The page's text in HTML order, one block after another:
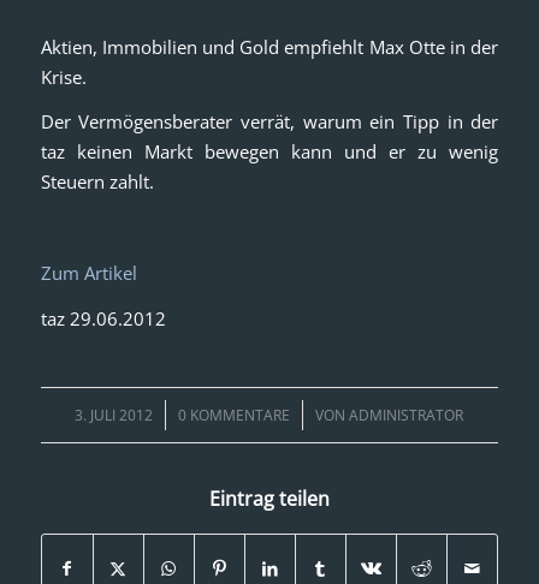
Aktien, Immobilien und Gold empfiehlt Max Otte in der
Krise.
Der Vermögensberater verrät, warum ein Tipp in der
taz keinen Markt bewegen kann und er zu wenig
Steuern zahlt.
Zum Artikel
taz 29.06.2012
3. JULI 2012
/ 0 KOMMENTARE
/ VONADMINISTRATOR
Eintrag teilen